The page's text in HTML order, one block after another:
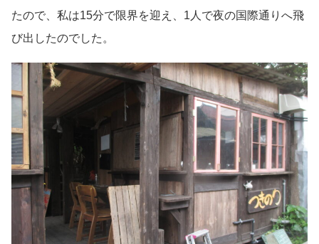
たので、私は15分で限界を迎え、1人で夜の国際通りへ飛
び出したのでした。